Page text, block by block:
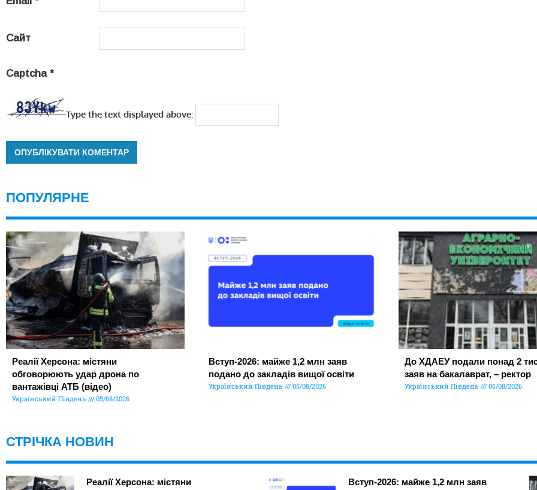
Сайт
Captcha *
Type the text displayed above:
ПОПУЛЯРНЕ
Реалії Херсона: містяни
обговорюють удар дрона по
вантажівці АТБ (відео)
Український Південь 05/08/2026
Вступ-2026: майже 1,2 млн заяв
подано до закладів вищої освіти
Український Південь 05/08/2026
До ХДАЕУ подали понад 2
заяв на бакалаврат, – ректор
Український Південь 05/08/2026
СТРІЧКА НОВИН
Реалії Херсона: містяни
Вступ-2026: майже 1,2 млн заяв